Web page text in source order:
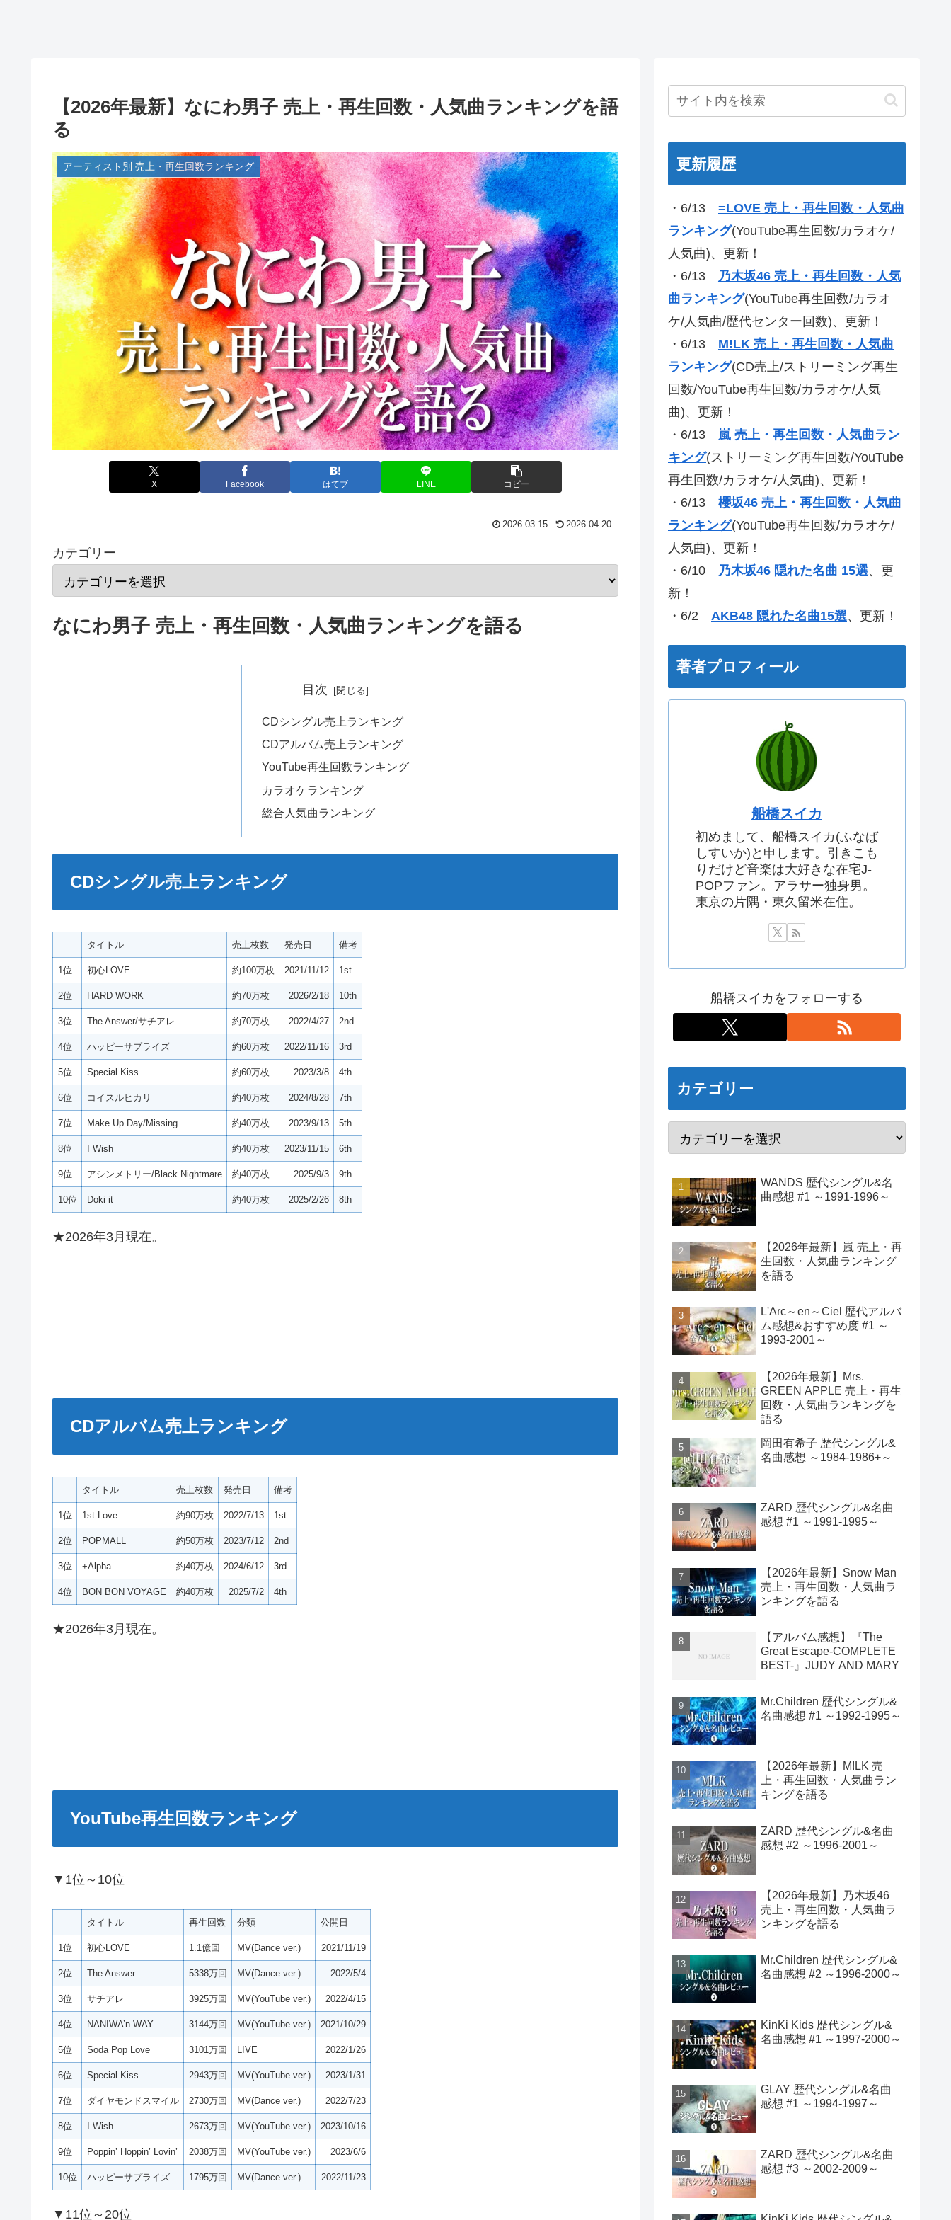
【2026年最新】なにわ男子 売上・再生回数・人気曲ランキングを語
る
アーティスト別 売上・再生回数ランキング
X Facebook はてブ LINE コピー
2026.03.15 2026.04.20
カテゴリー
なにわ男子 売上・再生回数・人気曲ランキングを語る
目次
CDシングル売上ランキング
CDアルバム売上ランキング
YouTube再生回数ランキング
カラオケランキング
総合人気曲ランキング
CDシングル売上ランキング
タイトル 売上枚数 発売日 備考
1位 初心LOVE 約100万枚 2021/11/12 1st
2位 HARD WORK 約70万枚 2026/2/18 10th
3位 The Answer/サチアレ 約70万枚 2022/4/27 2nd
4位 ハッピーサプライズ 約60万枚 2022/11/16 3rd
5位 Special Kiss 約60万枚 2023/3/8 4th
6位 コイスルヒカリ 約40万枚 2024/8/28 7th
7位 Make Up Day/Missing 約40万枚 2023/9/13 5th
8位 I Wish 約40万枚 2023/11/15 6th
9位 アシンメトリー/Black Nightmare 約40万枚 2025/9/3 9th
10位 Doki it 約40万枚 2025/2/26 8th
★2026年3月現在。
CDアルバム売上ランキング
タイトル 売上枚数 発売日 備考
1位 1st Love 約90万枚 2022/7/13 1st
2位 POPMALL 約50万枚 2023/7/12 2nd
3位 +Alpha 約40万枚 2024/6/12 3rd
4位 BON BON VOYAGE 約40万枚 2025/7/2 4th
★2026年3月現在。
YouTube再生回数ランキング
▼1位～10位
タイトル 再生回数 分類 公開日
1位 初心LOVE 1.1億回 MV(Dance ver.) 2021/11/19
2位 The Answer 5338万回 MV(Dance ver.) 2022/5/4
3位 サチアレ 3925万回 MV(YouTube ver.) 2022/4/15
4位 NANIWA’n WAY 3144万回 MV(YouTube ver.) 2021/10/29
5位 Soda Pop Love 3101万回 LIVE 2022/1/26
6位 Special Kiss 2943万回 MV(YouTube ver.) 2023/1/31
7位 ダイヤモンドスマイル 2730万回 MV(Dance ver.) 2022/7/23
8位 I Wish 2673万回 MV(YouTube ver.) 2023/10/16
9位 Poppin’ Hoppin’ Lovin’ 2038万回 MV(YouTube ver.) 2023/6/6
10位 ハッピーサプライズ 1795万回 MV(Dance ver.) 2022/11/23
▼11位～20位
更新履歴
・6/13 =LOVE 売上・再生回数・人気曲
ランキング(YouTube再生回数/カラオケ/
人気曲)、更新！
・6/13 乃木坂46 売上・再生回数・人気
曲ランキング(YouTube再生回数/カラオ
ケ/人気曲/歴代センター回数)、更新！
・6/13 M!LK 売上・再生回数・人気曲
ランキング(CD売上/ストリーミング再生
回数/YouTube再生回数/カラオケ/人気
曲)、更新！
・6/13 嵐 売上・再生回数・人気曲ラン
キング(ストリーミング再生回数/YouTube
再生回数/カラオケ/人気曲)、更新！
・6/13 櫻坂46 売上・再生回数・人気曲
ランキング(YouTube再生回数/カラオケ/
人気曲)、更新！
・6/10 乃木坂46 隠れた名曲 15選、更
新！
・6/2 AKB48 隠れた名曲15選、更新！
著者プロフィール
船橋スイカ
初めまして、船橋スイカ(ふなば
しすいか)と申します。引きこも
りだけど音楽は大好きな在宅J-
POPファン。アラサー独身男。
東京の片隅・東久留米在住。
船橋スイカをフォローする
カテゴリー
WANDS 歴代シングル&名
曲感想 #1 ～1991-1996～
【2026年最新】嵐 売上・再
生回数・人気曲ランキング
を語る
L'Arc～en～Ciel 歴代アルバ
ム感想&おすすめ度 #1 ～
1993-2001～
【2026年最新】Mrs.
GREEN APPLE 売上・再生
回数・人気曲ランキングを
語る
岡田有希子 歴代シングル&
名曲感想 ～1984-1986+～
ZARD 歴代シングル&名曲
感想 #1 ～1991-1995～
【2026年最新】Snow Man
売上・再生回数・人気曲ラ
ンキングを語る
【アルバム感想】『The
Great Escape-COMPLETE
BEST-』JUDY AND MARY
Mr.Children 歴代シングル&
名曲感想 #1 ～1992-1995～
【2026年最新】M!LK 売
上・再生回数・人気曲ラン
キングを語る
ZARD 歴代シングル&名曲
感想 #2 ～1996-2001～
【2026年最新】乃木坂46
売上・再生回数・人気曲ラ
ンキングを語る
Mr.Children 歴代シングル&
名曲感想 #2 ～1996-2000～
KinKi Kids 歴代シングル&
名曲感想 #1 ～1997-2000～
GLAY 歴代シングル&名曲
感想 #1 ～1994-1997～
ZARD 歴代シングル&名曲
感想 #3 ～2002-2009～